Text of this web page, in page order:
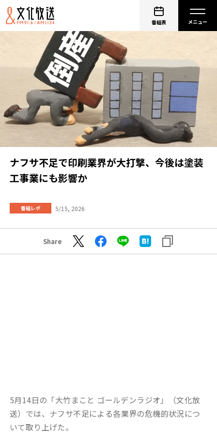
番組表
ナフサ不足で印刷業界が大打撃、今後は塗装
工事業にも影響か
番組レポ 5/15, 2026
Share
5月14日の「大竹まこと ゴールデンラジオ」（文化放
送）では、ナフサ不足による各業界の危機的状況につ
いて取り上げた。